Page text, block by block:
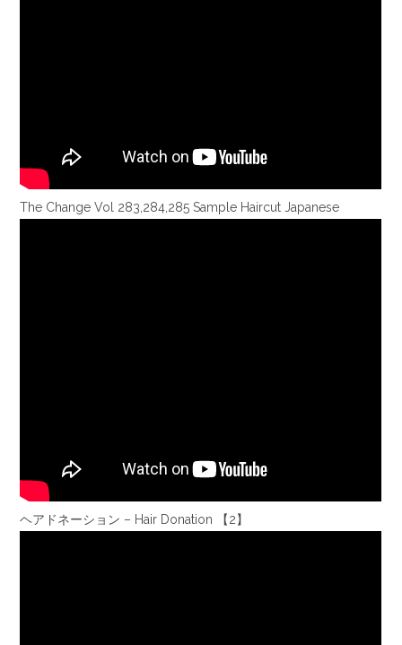
The Change Vol 283,284,285 Sample Haircut Japanese
ヘアドネーション – Hair Donation 【2】